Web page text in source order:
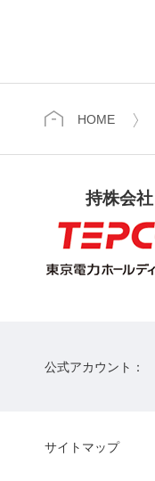
HOME
持株会社
公式アカウント：
サイトマップ